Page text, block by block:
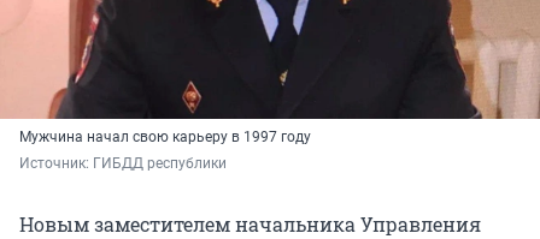
Мужчина начал свою карьеру в 1997 году
Источник: ГИБДД республики
Новым заместителем начальника Управления